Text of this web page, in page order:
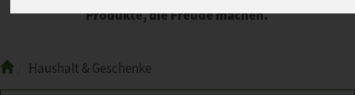
Produkte, die Freude machen.
Haushalt & Geschenke